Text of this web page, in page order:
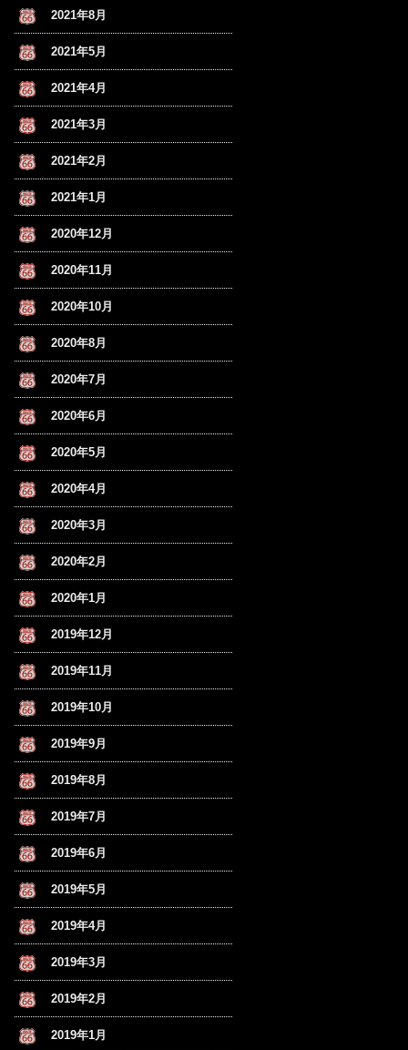
2021年8月
2021年5月
2021年4月
2021年3月
2021年2月
2021年1月
2020年12月
2020年11月
2020年10月
2020年8月
2020年7月
2020年6月
2020年5月
2020年4月
2020年3月
2020年2月
2020年1月
2019年12月
2019年11月
2019年10月
2019年9月
2019年8月
2019年7月
2019年6月
2019年5月
2019年4月
2019年3月
2019年2月
2019年1月